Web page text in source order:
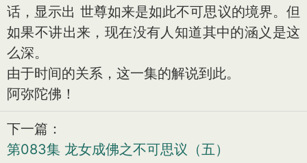
话，显示出 世尊如来是如此不可思议的境界。但
如果不讲出来，现在没有人知道其中的涵义是这
么深。
由于时间的关系，这一集的解说到此。
阿弥陀佛！
下一篇：
第083集 龙女成佛之不可思议（五）